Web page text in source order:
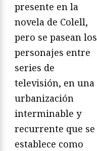
presente en la
novela de Colell,
pero se pasean los
personajes entre
series de
televisión, en una
urbanización
interminable y
recurrente que se
establece como